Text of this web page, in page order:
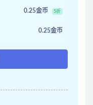
0.25金币 5折
0.25金币